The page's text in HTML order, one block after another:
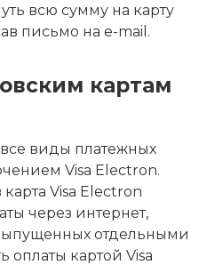
всю сумму на карту
письмо на e-mail.
картам
виды платежных
Visa Electron.
Visa Electron
через интернет,
отдельными
оплаты картой Visa